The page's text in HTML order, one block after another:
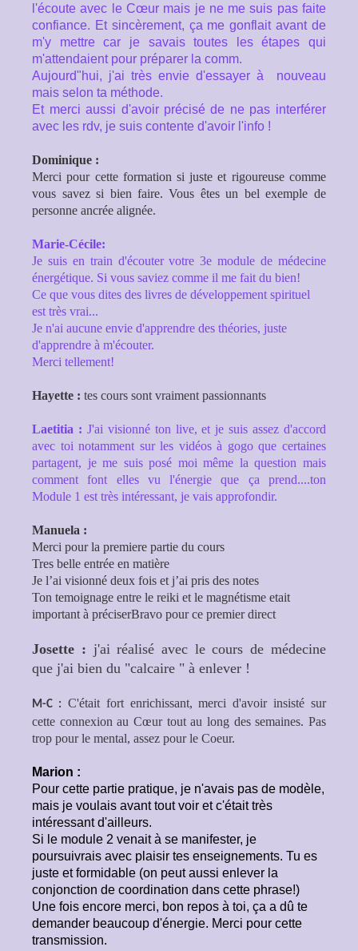
l'écoute avec le Cœur mais je ne me suis pas faite
confiance. Et sincèrement, ça me gonflait avant de
m'y mettre car je savais toutes les étapes qui
m'attendaient pour préparer la comm.
Aujourd"hui, j'ai très envie d'essayer à nouveau
mais selon ta méthode.
Et merci aussi d'avoir précisé de ne pas interférer
avec les rdv, je suis contente d'avoir l'info !
Dominique :
Merci pour cette formation si juste et rigoureuse comme
vous savez si bien faire. Vous êtes un bel exemple de
personne ancrée alignée.
Marie-Cécile:
Je suis en train d'écouter votre 3e module de médecine
énergétique. Si vous saviez comme il me fait du bien!
Ce que vous dites des livres de développement spirituel
est très vrai...
Je n'ai aucune envie d'apprendre des théories, juste
d'apprendre à m'écouter.
Merci tellement!
Hayette : tes cours sont vraiment passionnants
Laetitia : J'ai visionné ton live, et je suis assez d'accord
avec toi notamment sur les vidéos à gogo que certaines
partagent, je me suis posé moi même la question mais
comment font elles vu l'énergie que ça prend....ton
Module 1 est très intéressant, je vais approfondir.
Manuela :
Merci pour la premiere partie du cours
Tres belle entrée en matière
Je l’ai visionné deux fois et j’ai pris des notes
Ton temoignage entre le reiki et le magnétisme etait
important à préciserBravo pour ce premier direct
Josette : j'ai réalisé avec le cours de médecine
que j'ai bien du "calcaire " à enlever !
M-C : C'était fort enrichissant, merci d'avoir insisté sur
cette connexion au Cœur tout au long des semaines. Pas
trop pour le mental, assez pour le Coeur.
Marion :
Pour cette partie pratique, je n'avais pas de modèle,
mais je voulais avant tout voir et c'était très
intéressant d'ailleurs.
Si le module 2 venait à se manifester, je
poursuivrais avec plaisir tes enseignements. Tu es
juste et formidable (on peut aussi enlever la
conjonction de coordination dans cette phrase!)
Une fois encore merci, bon repos à toi, ça a dû te
demander beaucoup d'énergie. Merci pour cette
transmission.